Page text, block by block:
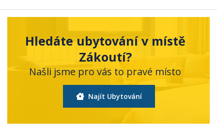
Hledáte ubytování v místě
Zákoutí?
Našli jsme pro vás to pravé místo
Najít Ubytování